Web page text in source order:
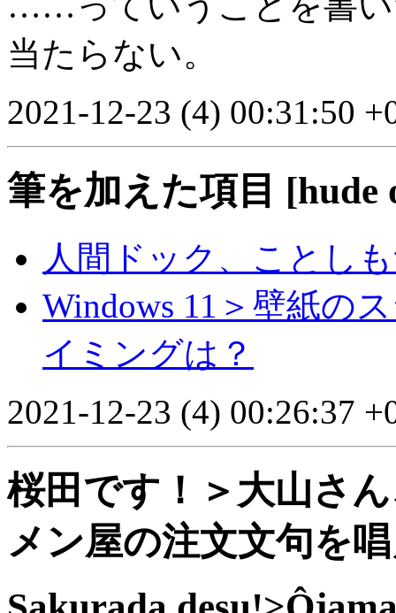
当たらない。
2021-12-23 (4) 00:31:50
筆を加えた項目 [hude
人間ドック、ことし
Windows 11＞壁紙の
イミングは？
2021-12-23 (4) 00:26:37
桜田です！＞大山さ
メン屋の注文文句を